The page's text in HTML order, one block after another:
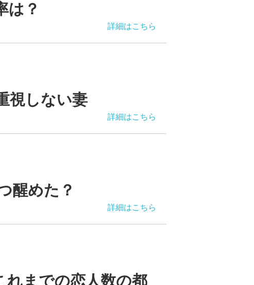
は？
詳細はこちら
視しない妻
詳細はこちら
醒めた？
詳細はこちら
れまでの恋人数の都